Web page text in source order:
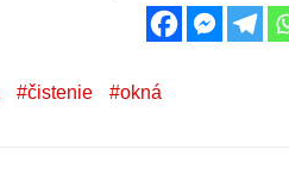
čistenie okná